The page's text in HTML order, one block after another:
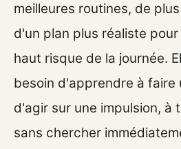
meilleures routines, de
d'un plan plus réaliste
haut risque de la journée.
besoin d'apprendre à faire
d'agir sur une impulsion, à
sans chercher